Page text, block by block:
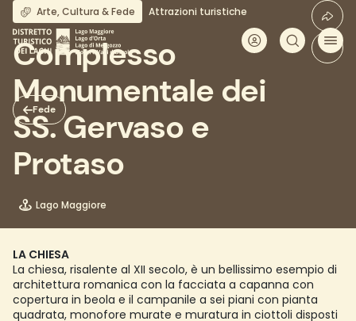
Salta
contenuto
principale
Fede
Arte, Cultura & Fede Attrazioni turistiche
Complesso
Monumentale dei
SS. Gervaso e
Protaso
Lago Maggiore
LA CHIESA
La chiesa, risalente al XII secolo, è un bellissimo esempio di
architettura romanica con la facciata a capanna con
copertura in beola e il campanile a sei piani con pianta
quadrata, monofore murate e muratura in ciottoli disposti